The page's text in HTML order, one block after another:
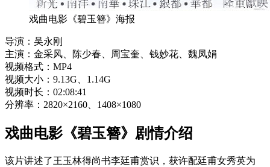
戏曲电影《碧玉簪》海报
导演：吴永刚
主演：金采风、陈少春、周宝奎、钱妙花、魏凤娟
视频格式：MP4
视频大小：9.13G、1.14G
视频时长：02:08:41
分辨率：2820×2160、1408×1080
戏曲电影《碧玉簪》剧情介绍
该片讲述了王玉林得尚书李廷甫赏识，获许配廷甫女秀英为